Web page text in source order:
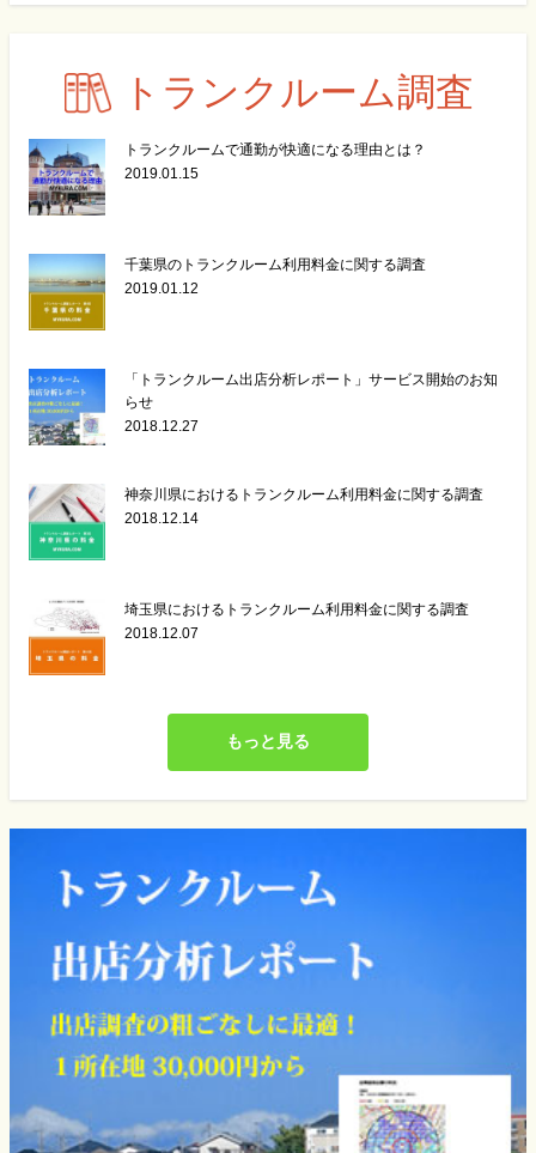
トランクルーム調査
トランクルームで通勤が快適になる理由とは？
2019.01.15
千葉県のトランクルーム利用料金に関する調査
2019.01.12
「トランクルーム出店分析レポート」サービス開始のお知
らせ
2018.12.27
神奈川県におけるトランクルーム利用料金に関する調査
2018.12.14
埼玉県におけるトランクルーム利用料金に関する調査
2018.12.07
もっと見る